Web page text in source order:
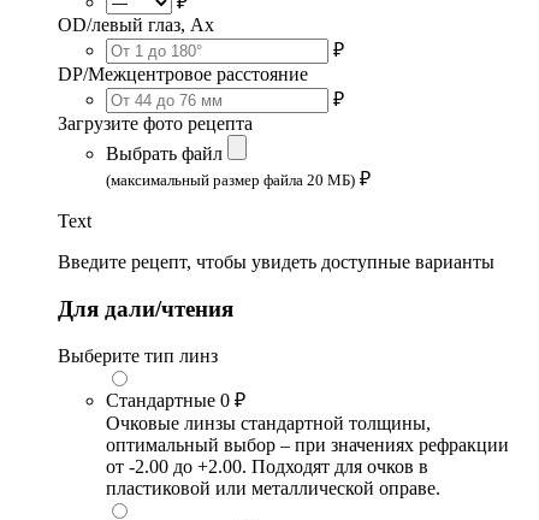
OD/левый глаз, Ax
₽
DP/Межцентровое расстояние
₽
Загрузите фото рецепта
Выбрать файл
(максимальный размер файла 20 МБ) ₽
Text
Введите рецепт, чтобы увидеть доступные варианты
Для дали/чтения
Выберите тип линз
Стандартные 0 ₽
Очковые линзы стандартной толщины,
оптимальный выбор – при значениях рефракции
от -2.00 до +2.00. Подходят для очков в
пластиковой или металлической оправе.